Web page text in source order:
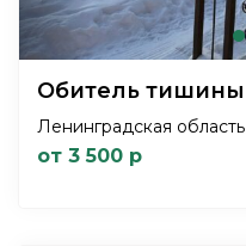
Обитель тишины
Ленинградская область
от 3 500 р